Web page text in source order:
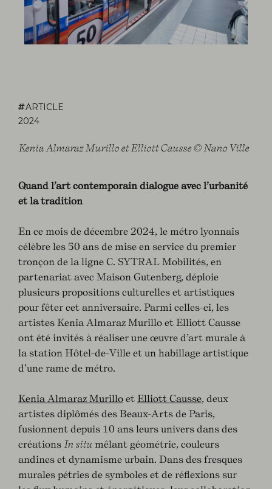
ARTICLE
2024
Kenia Almaraz Murillo et Elliott Causse © Nano Ville
Quand l’art contemporain dialogue avec l’urbanité
et la tradition
En ce mois de décembre 2024, le métro lyonnais
célèbre les 50 ans de mise en service du premier
tronçon de la ligne C. SYTRAL Mobilités, en
partenariat avec Maison Gutenberg, déploie
plusieurs propositions culturelles et artistiques
pour fêter cet anniversaire. Parmi celles-ci, les
artistes Kenia Almaraz Murillo et Elliott Causse
ont été invités à réaliser une œuvre d’art murale à
la station Hôtel-de-Ville et un habillage artistique
d’une rame de métro.
Kenia Almaraz Murillo et Elliott Causse, deux
artistes diplômés des Beaux-Arts de Paris,
fusionnent depuis 10 ans leurs univers dans des
créations In situ mêlant géométrie, couleurs
andines et dynamisme urbain. Dans des fresques
murales pétries de symboles et de réflexions sur